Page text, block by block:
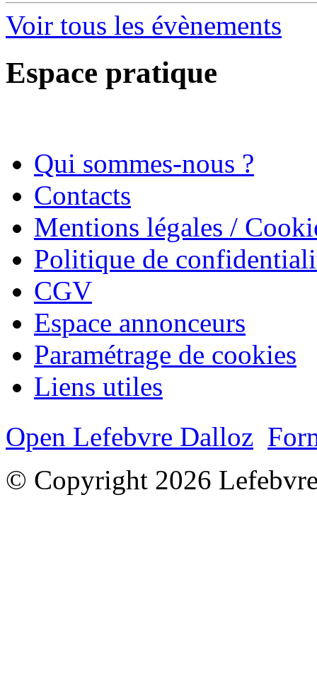
Voir tous les évènements
Espace pratique
Qui sommes-nous ?
Contacts
Mentions légales /
Politique de
CGV
Espace annonceurs
Paramétrage de cookies
Liens utiles
Open Lefebvre Dalloz
© Copyright 2026